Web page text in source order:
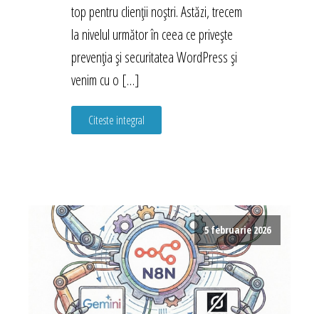
top pentru clienții noștri. Astăzi, trecem
la nivelul următor în ceea ce privește
prevenția și securitatea WordPress și
venim cu o […]
Citeste integral
5 februarie 2026